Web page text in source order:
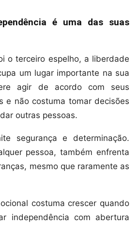
é uma das suas
o terceiro espelho, a liberdade
um lugar importante na sua
agir de acordo com seus
e não costuma tomar decisões
outras pessoas.
segurança e determinação.
pessoa, também enfrenta
mesmo que raramente as
costuma crescer quando
independência com abertura